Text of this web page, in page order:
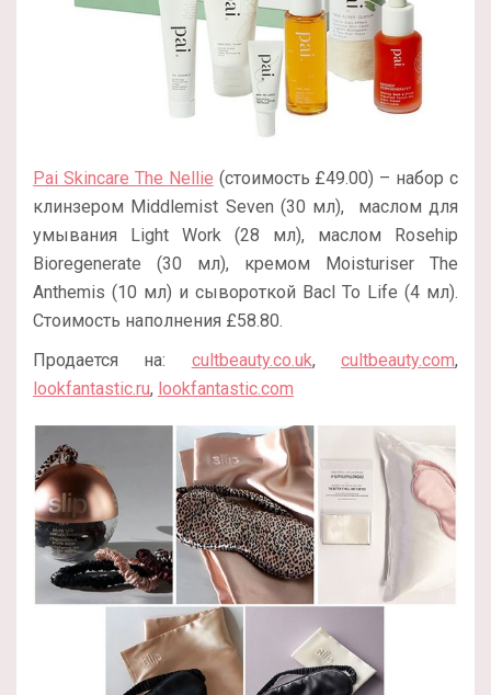
Pai Skincare The Nellie (стоимость £49.00) – набор с
клинзером Middlemist Seven (30 мл), маслом для
умывания Light Work (28 мл), маслом Rosehip
Bioregenerate (30 мл), кремом Moisturiser The
Anthemis (10 мл) и сывороткой Bacl To Life (4 мл).
Стоимость наполнения £58.80.
Продается на: cultbeauty.co.uk,cultbeauty.com,
lookfantastic.ru, lookfantastic.com